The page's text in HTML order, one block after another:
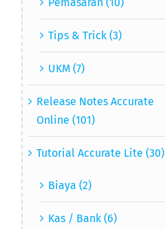
Tips & Trick (3)
UKM (7)
Release Notes Accurate
Online (101)
Tutorial Accurate Lite (30)
Biaya (2)
Kas / Bank (6)